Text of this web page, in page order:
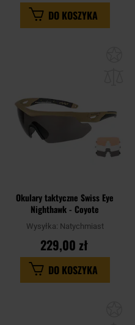
DO KOSZYKA
Okulary taktyczne Swiss Eye
Nighthawk - Coyote
Wysyłka: Natychmiast
229,00 zł
DO KOSZYKA